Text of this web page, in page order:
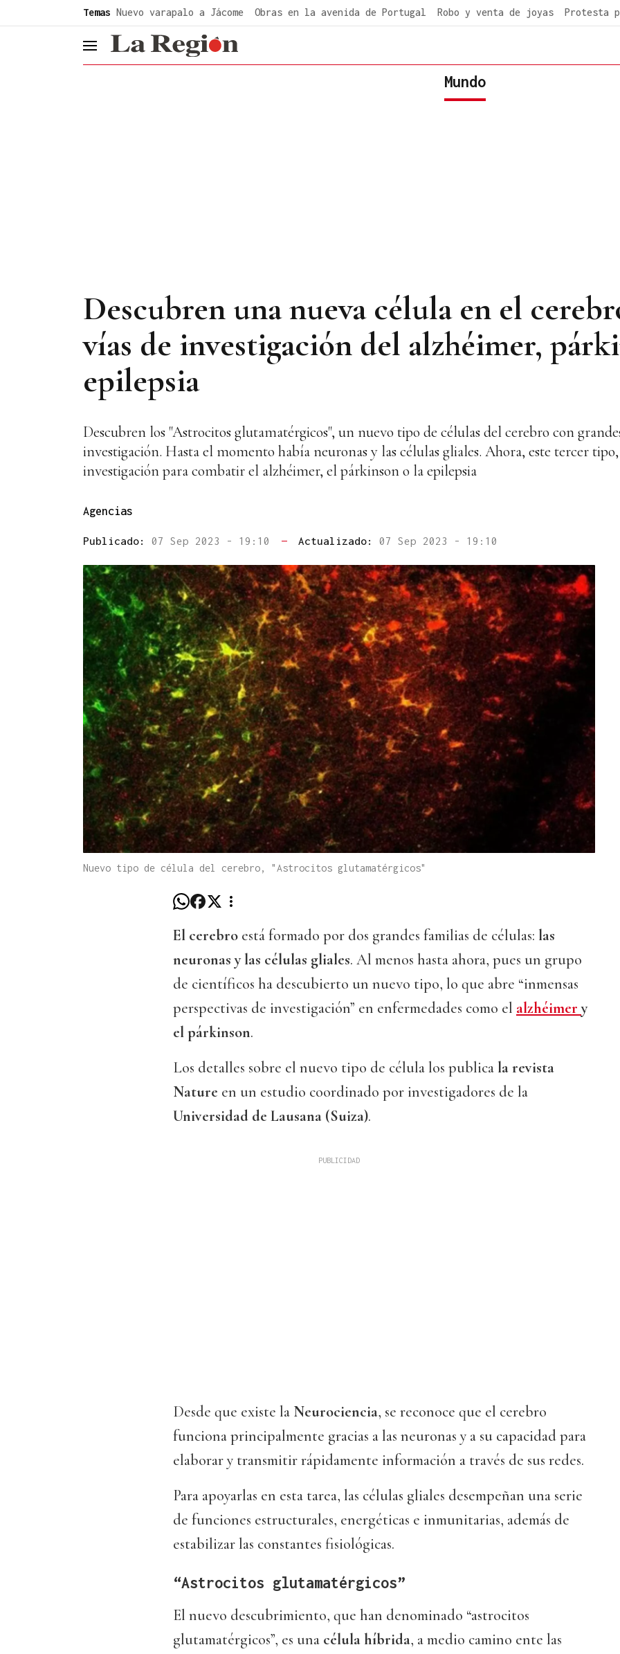
Temas Nuevo varapalo a Jácome Obras en la avenida de Portugal Robo y venta de joyas Protesta
header.menu.open
Mundo
Descubren una nueva célula en el
vías de investigación del alzhéimer,
epilepsia
Descubren los "Astrocitos glutamatérgicos", un nuevo tipo de células del cerebro con
investigación. Hasta el momento había neuronas y las células gliales. Ahora, este tercer
investigación para combatir el alzhéimer, el párkinson o la epilepsia
Agencias
Publicado: 07 Sep 2023 - 19:10 — Actualizado: 07 Sep 2023 - 19:10
Nuevo tipo de célula del cerebro, "Astrocitos glutamatérgicos"
El cerebro está formado por dos grandes familias de células: las
neuronas y las células gliales. Al menos hasta ahora, pues un grupo
de científicos ha descubierto un nuevo tipo, lo que abre “inmensas
perspectivas de investigación” en enfermedades como el alzhéimery
el párkinson.
Los detalles sobre el nuevo tipo de célula los publica la revista
Nature en un estudio coordinado por investigadores de la
Universidad de Lausana (Suiza).
Desde que existe la Neurociencia, se reconoce que el cerebro
funciona principalmente gracias a las neuronas y a su capacidad para
elaborar y transmitir rápidamente información a través de sus redes.
Para apoyarlas en esta tarea, las células gliales desempeñan una serie
de funciones estructurales, energéticas e inmunitarias, además de
estabilizar las constantes fisiológicas.
“Astrocitos glutamatérgicos”
El nuevo descubrimiento, que han denominado “astrocitos
glutamatérgicos”, es una célula híbrida, a medio camino ente las